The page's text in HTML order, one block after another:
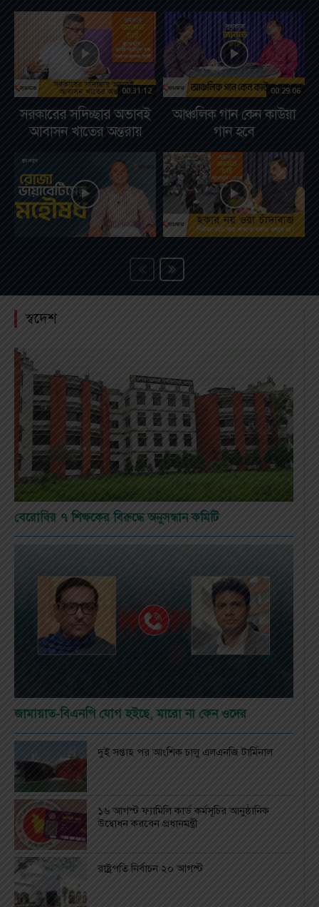
00:31:12
সরকারের সদিচ্ছার অভাবই
আবাসন খাতের অন্তরায়
00:29:06
আঞ্চলিক গান কেন কাউয়া
গান হবে
স্বদেশ
বেরোবির ৭ শিক্ষকের বিরুদ্ধে অনুসন্ধান কমিটি
জামায়াত-বিএনপি যোগ হইছে, মারো না কেন ওদের
দুই সপ্তাহ পর আংশিক চালু এলএনজি টার্মিনাল
১৬ আগস্ট ফ্যামিলি কার্ড কর্মসূচির আনুষ্ঠানিক
উদ্বোধন করবেন প্রধানমন্ত্রী
রাষ্ট্রপতি নির্বাচন ২০ আগস্ট